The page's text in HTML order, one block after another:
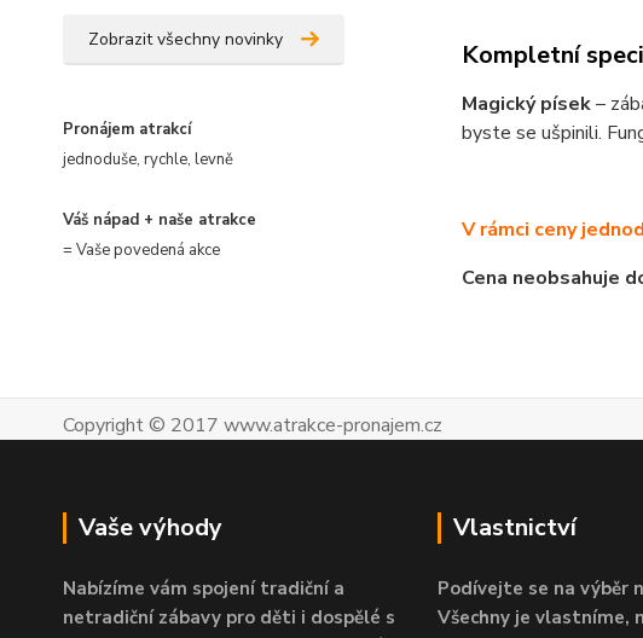
Zobrazit všechny novinky
Pronájem atrakcí
jednoduše, rychle, levně
Váš nápad + naše atrakce
= Vaše povedená akce
Kompletní
Magický písek–
byste se ušpinili.
V rámci ceny
Cena neobsahuje
Copyright © 2017 www.atrakce-pronajem.cz
Vaše výhody
Nabízíme vám spojení tradiční a
netradiční zábavy pro děti i dospělé s
Vlastnictví
Podívejte se na výběr
Všechny je vlastníme,